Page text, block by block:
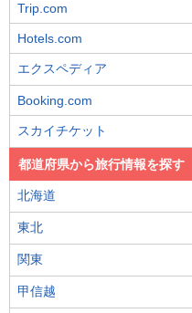
Trip.com
Hotels.com
エクスペディア
Booking.com
スカイチケット
都道府県から旅行情報を探す
北海道
東北
関東
甲信越